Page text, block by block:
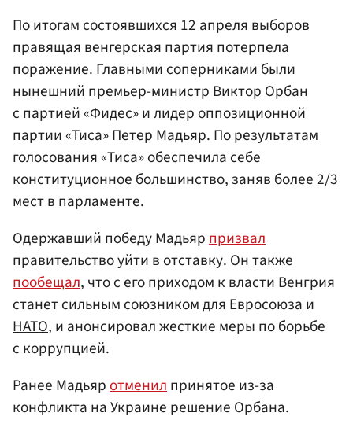
По итогам состоявшихся 12 апреля выборов
правящая венгерская партия потерпела
поражение. Главными соперниками были
нынешний премьер-министр Виктор Орбан
с партией «Фидес» и лидер оппозиционной
партии «Тиса» Петер Мадьяр. По результатам
голосования «Тиса» обеспечила себе
конституционное большинство, заняв более 2/3
мест в парламенте.
Одержавший победу Мадьярпризвал
правительство уйти в отставку. Он также
пообещал, что с его приходом к власти Венгрия
станет сильным союзником для Евросоюза и
НАТО, и анонсировал жесткие меры по борьбе
с коррупцией.
Ранее Мадьяротменилпринятое из-за
конфликта на Украине решение Орбана.